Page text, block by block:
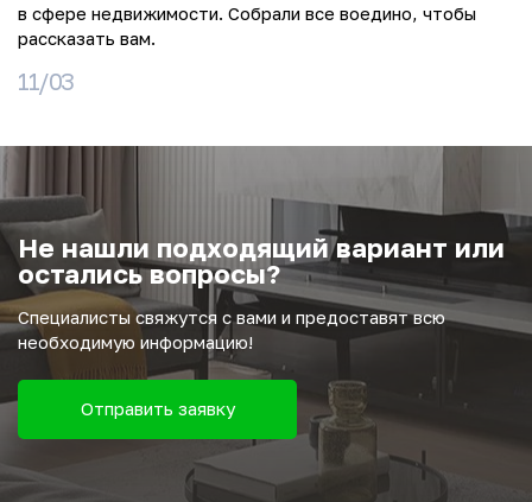
в сфере недвижимости. Собрали все воедино, чтобы
рассказать вам.
11/03
Не нашли подходящий вариант или
остались вопросы?
Специалисты свяжутся с вами и предоставят всю
необходимую информацию!
Отправить заявку